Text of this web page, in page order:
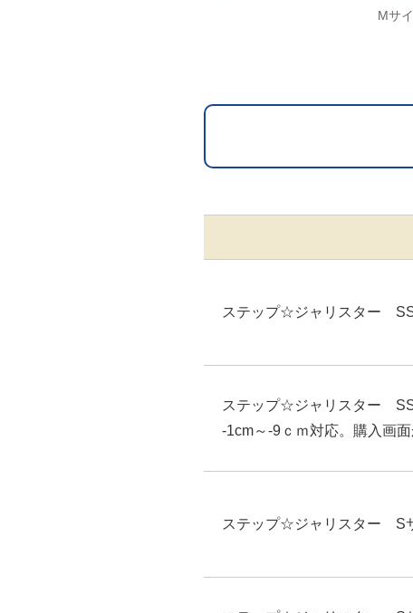
Mサ
ステップ☆ジャリスター
ステップ☆ジャリスタ
-1cm～-9ｃｍ対応。購入画面
ステップ☆ジャリスター S